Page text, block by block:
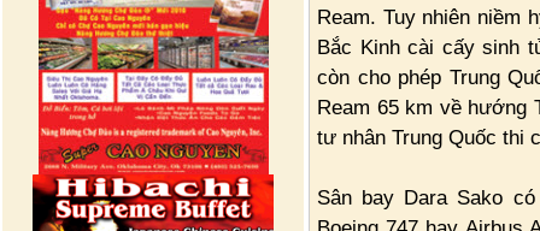
Ream. Tuy nhiên niềm
Bắc Kinh cài cấy sinh
còn cho phép Trung
Ream 65 km về hướng
tư nhân Trung Quốc thi
Sân bay Dara Sako